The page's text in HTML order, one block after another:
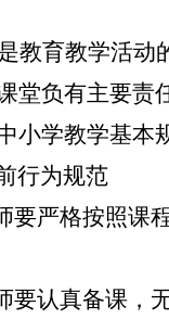
教育教学活动
堂负有主要责
小学教学基本
行为规范
要严格按照课
要认真备课，